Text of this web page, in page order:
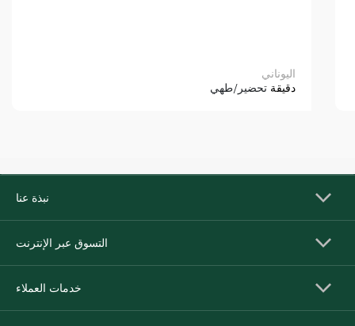
اليوناني
دقيقة تحضير/طهي
نبذة عنا
التسوق عبر الإنترنت
خدمات العملاء